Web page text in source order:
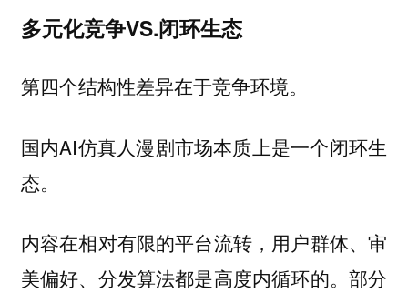
多元化竞争VS.闭环生态
第四个结构性差异在于竞争环境。
国内AI仿真人漫剧市场本质上是一个闭环生
态。
内容在相对有限的平台流转，用户群体、审
美偏好、分发算法都是高度内循环的。部分